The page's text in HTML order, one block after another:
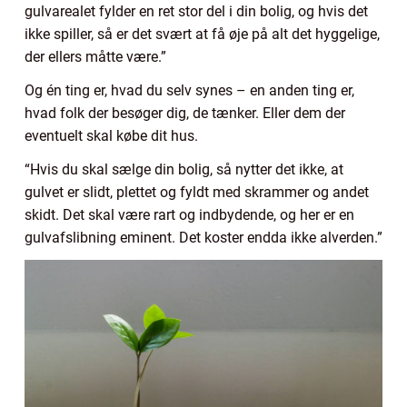
gulvarealet fylder en ret stor del i din bolig, og hvis det
ikke spiller, så er det svært at få øje på alt det hyggelige,
der ellers måtte være.”
Og én ting er, hvad du selv synes – en anden ting er,
hvad folk der besøger dig, de tænker. Eller dem der
eventuelt skal købe dit hus.
“Hvis du skal sælge din bolig, så nytter det ikke, at
gulvet er slidt, plettet og fyldt med skrammer og andet
skidt. Det skal være rart og indbydende, og her er en
gulvafslibning eminent. Det koster endda ikke alverden.”